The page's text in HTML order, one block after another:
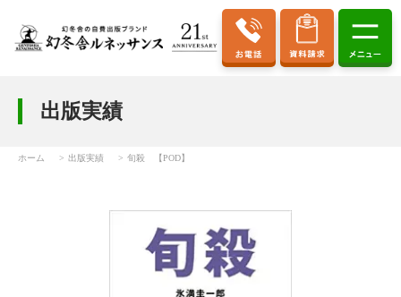
出版実績
ホーム 出版実績 旬殺 【POD】